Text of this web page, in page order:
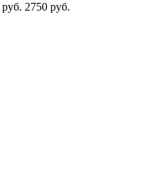
руб. 2750 руб.